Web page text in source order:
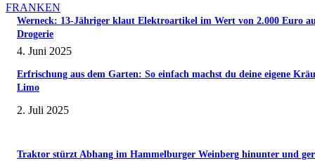
FRANKEN
Werneck: 13-Jähriger klaut Elektroartikel im Wert von 2.000 Euro
Drogerie
4. Juni 2025
Erfrischung aus dem Garten: So einfach machst du deine eigene
Limo
2. Juli 2025
Traktor stürzt Abhang im Hammelburger Weinberg hinunter und